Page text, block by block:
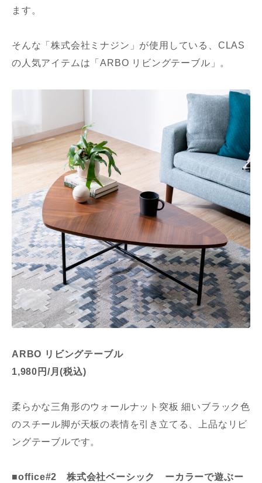
ます。
そんな「株式会社ミナジン」が使用している、CLAS
の人気アイテムは「ARBO リビングテーブル」。
ARBO リビングテーブル
1,980円/月(税込)
柔らかな三角形のウォールナット突板 細いブラック色
のスチール脚が天板の表情を引き立てる、上品なリビ
ングテーブルです。
■office#2 株式会社ベーシック ーカラーで遊ぶー